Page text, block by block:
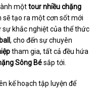
mộttour nhiều chặng
sẽ tạo ra một cơn sốt mới
khắc nghiệt của thể thức
, cho đến sự chuyên
tham gia, tất cả đều hứa
Sông Bésắp tới.
kế hoạch tập luyện để